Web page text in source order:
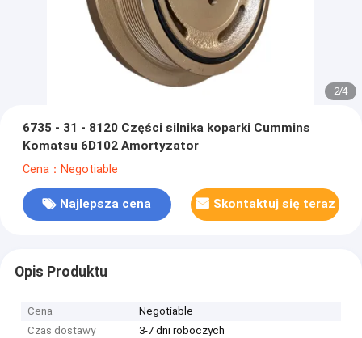
2/4
6735 - 31 - 8120 Części silnika koparki Cummins
Komatsu 6D102 Amortyzator
Cena：Negotiable
Najlepsza cena Skontaktuj się teraz
Opis Produktu
Cena
Negotiable
Czas dostawy
3-7 dni roboczych